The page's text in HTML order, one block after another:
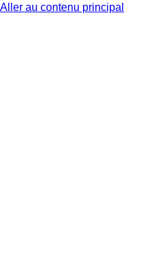
Aller au contenu principal